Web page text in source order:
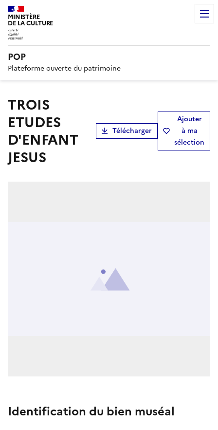
MINISTÈRE
DE LA CULTURE
POP
Plateforme ouverte du patrimoine
TROIS
ETUDES
D'ENFANT
JESUS
Télécharger
Ajouter
à ma
sélection
Identification du bien muséal